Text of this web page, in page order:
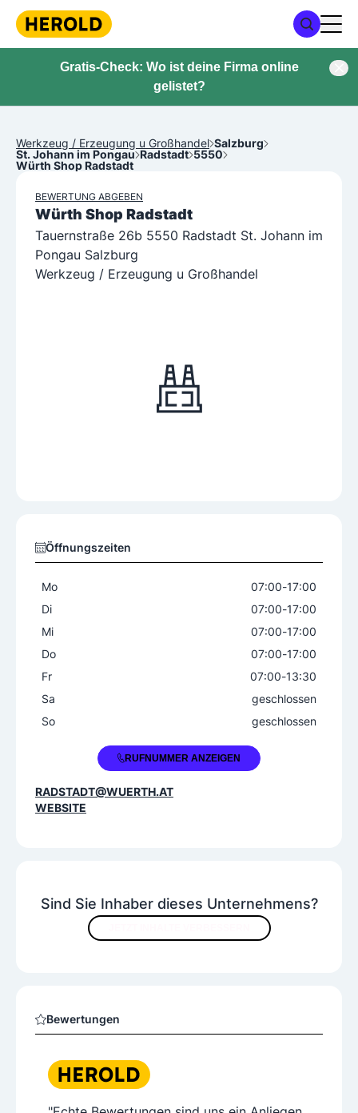
Gratis-Check: Wo ist deine Firma online
gelistet?
Werkzeug / Erzeugung u Großhandel Salzburg
St. Johann im Pongau Radstadt 5550
Würth Shop Radstadt
BEWERTUNG ABGEBEN
Würth Shop Radstadt
Tauernstraße 26b 5550 Radstadt St. Johann im
Pongau Salzburg
Werkzeug / Erzeugung u Großhandel
Sind Sie Inhaber dieses Unternehmens?
Bewertungen
Öffnungszeiten
Mo 07:00-17:00
Di
07:00-17:00
Mi
07:00-17:00
Do
07:00-17:00
Fr
07:00-13:30
Sa
geschlossen
So
geschlossen
+43 50 8242 1400RUFNUMMER ANZEIGEN
RADSTADT@WUERTH.AT
WEBSITE